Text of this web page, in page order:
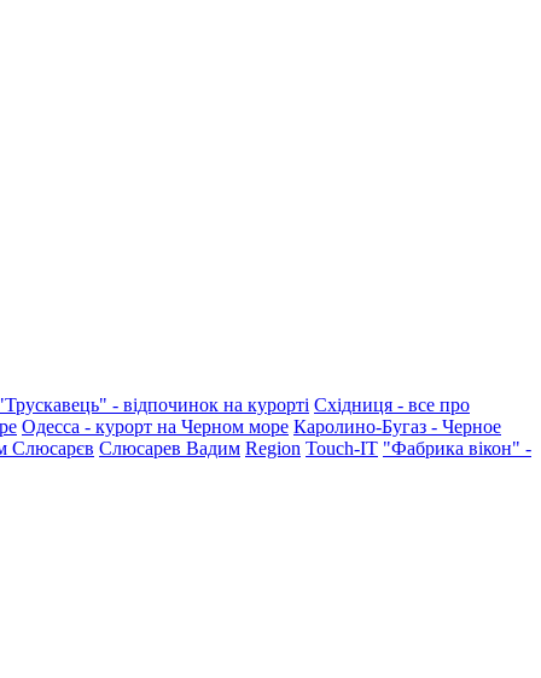
- відпочинок на курорті Східниця - все про
Одесса - курорт на Черном море Каролино-Бугаз - Черное
Слюсарєв Слюсарев Вадим Region Touch-IT "Фабрика вікон" -